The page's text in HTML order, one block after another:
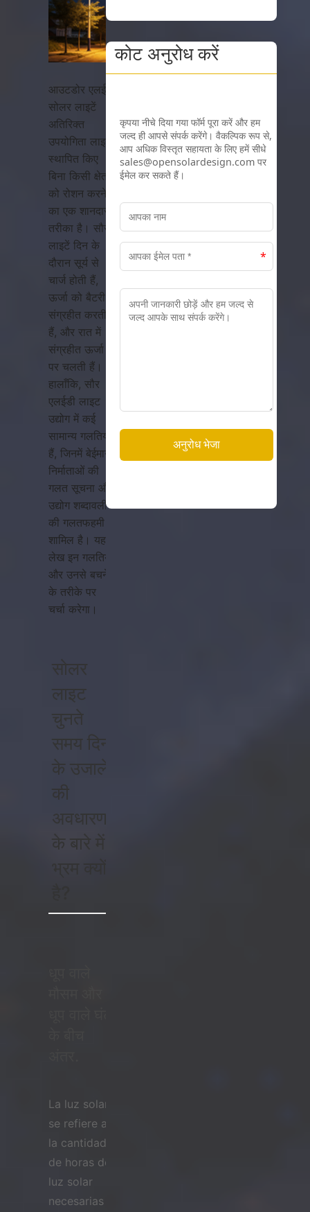
आउटडोर एलईडी
सोलर लाइटें
अतिरिक्त
उपयोगिता लाइनें
स्थापित किए
बिना किसी क्षेत्र
को रोशन करने
का एक शानदार
तरीका है। सौर
लाइटें दिन के
दौरान सूर्य से
चार्ज होती हैं,
ऊर्जा को बैटरी में
संग्रहीत करती
हैं, और रात में
संग्रहीत ऊर्जा
पर चलती हैं।
हालाँकि, सौर
एलईडी लाइट
उद्योग में कई
सामान्य गलतियाँ
हैं, जिनमें बेईमान
निर्माताओं की
गलत सूचना और
उद्योग शब्दावली
की गलतफहमी
शामिल है। यह
लेख इन गलतियों
और उनसे बचने
के तरीके पर
चर्चा करेगा।
सोलर
लाइट
चुनते
समय दिन
के उजाले
की
अवधारणा
के बारे में
La luz solar
se refiere a
la cantidad
de horas de
luz solar
necesarias
कोट अनुरोध करें